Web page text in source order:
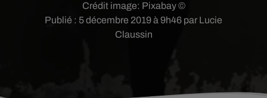
Publié : 5 décembre 2019 à 9h46 par Lucie
Claussin
Crédit image: Pixabay ©